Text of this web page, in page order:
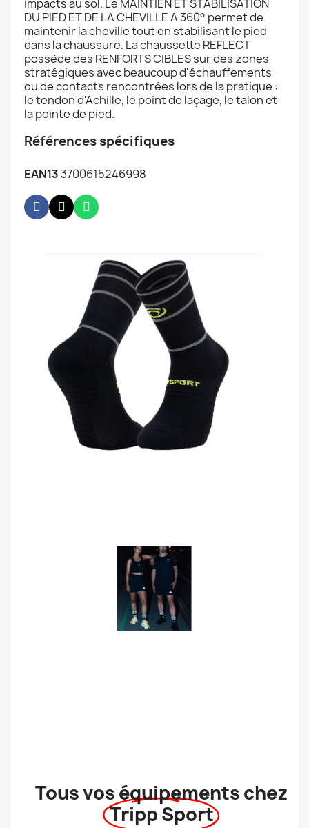
impacts au sol. Le MAINTIEN ET STABILISATION
DU PIED ET DE LA CHEVILLE A 360° permet de
maintenir la cheville tout en stabilisant le pied
dans la chaussure. La chaussette REFLECT
possède des RENFORTS CIBLES sur des zones
stratégiques avec beaucoup d'échauffements
ou de contacts rencontrées lors de la pratique :
le tendon d'Achille, le point de laçage, le talon et
la pointe de pied.
Références spécifiques
EAN133700615246998
Tous vos équipements chez
Tripp Sport